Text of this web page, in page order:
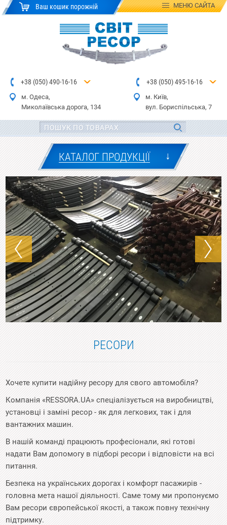
Ваш кошик порожній МЕНЮСАЙТА
+38 (050)490-16-16
м. Одеса,
Миколаївська дорога, 134
+38 (050) 495-16-16
м. Київ,
вул. Бориспільська, 7
КАТАЛОГ ПРОДУКЦІЇ ↓
РЕСОРИ
Хочете купити надійну ресору для свого автомобіля?
Компанія «RESSORA.UA» спеціалізується на виробництві,
установці і заміні ресор - як для легкових, так і для
вантажних машин.
В нашій команді працюють професіонали, які готові
надати Вам допомогу в підборі ресори і відповісти на всі
питання.
Безпека на українських дорогах і комфорт пасажирів -
головна мета нашої діяльності. Саме тому ми пропонуємо
Вам ресори європейської якості, а також повну технічну
підтримку.